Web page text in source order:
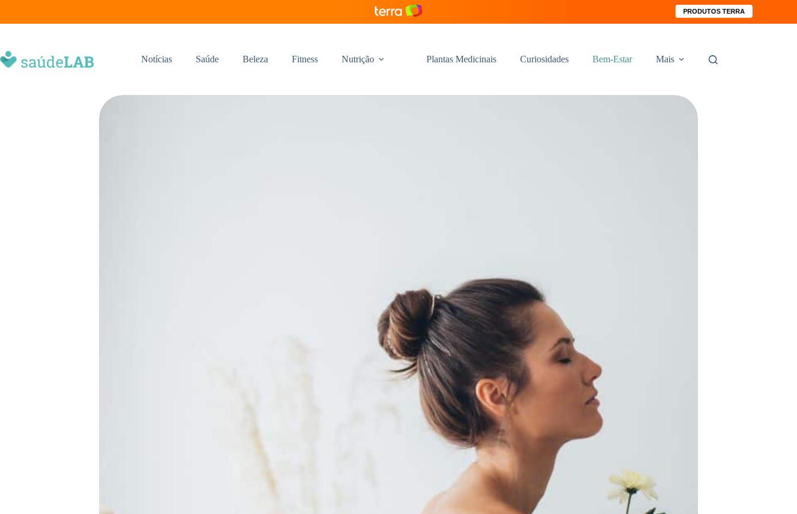
PRODUTOS TERRA
Notícias Saúde Beleza Fitness Nutrição Plantas Medicinais Curiosidades Bem-Estar Mais